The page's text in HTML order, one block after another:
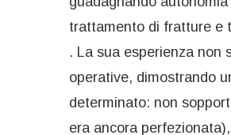
trattamento di fratture e
. La sua esperienza non
operative, dimostrando
determinato: non
era ancora